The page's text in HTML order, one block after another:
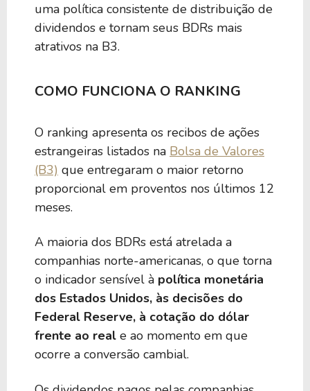
UPSS34 4,36%
W1HR34 4,33% 1,71%
KHCB34 4,28%
EPOL39 4,18%
BHYG39 4,11%
uma política consistente de distribuição de
dividendos e tornam seus BDRs mais
atrativos na B3.
COMO FUNCIONA O RANKING
O ranking apresenta os recibos de ações
estrangeiras listados na Bolsa de Valores
(B3) que entregaram o maior retorno
proporcional em proventos nos últimos 12
meses.
A maioria dos BDRs está atrelada a
companhias norte-americanas, o que torna
o indicador sensível à política monetária
dos Estados Unidos, às decisões do
Federal Reserve, à cotação do dólar
frente ao real e ao momento em que
ocorre a conversão cambial.